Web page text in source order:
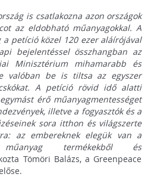
is csatlakozna azon országok
az eldobható műanyagokkal. A
a petíció közel 120 ezer aláírójával
bejelentéssel összhangban az
Minisztérium mihamarabb és
valóban be is tiltsa az egyszer
A petíció rövid idő alatti
érő műanyagmentességet
illetve a fogyasztók és a
sora itthon és világszerte
az embereknek elegük van a
termékekből és
Tömöri Balázs, a Greenpeace